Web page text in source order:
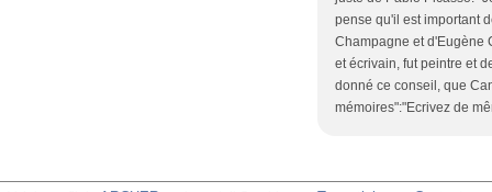
pense qu'il est important
Champagne et d'Eugène
et écrivain, fut peintre et
donné ce conseil, que
mémoires":"Ecrivez de